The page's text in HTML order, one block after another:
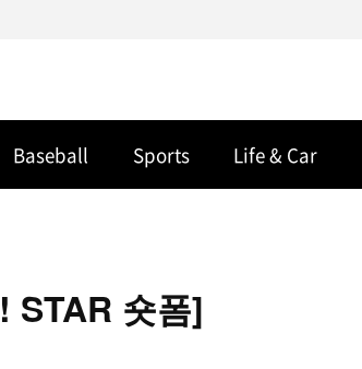
Baseball Sports Life & Car
STAR 숏폼]